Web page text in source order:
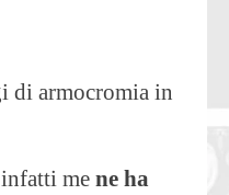
di armocromia in
me ne ha